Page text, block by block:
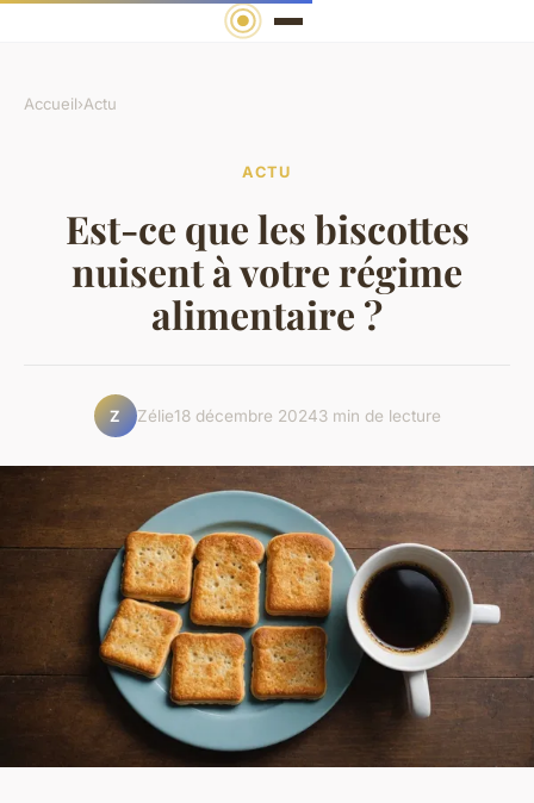
Accueil›Actu
ACTU
Est-ce que les biscottes
nuisent à votre régime
alimentaire ?
Z Zélie18 décembre 20243 min de lecture